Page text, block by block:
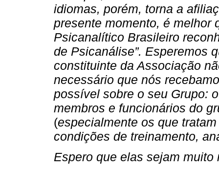
idiomas, porém, torna a
presente momento, é melhor
Psicanalítico Brasileiro
de Psicanálise”. Esperemos
constituinte da Associação
necessário que nós
possível sobre o seu Grupo:
membros e funcionários do
(especialmente os que
condições de treinamento,
Espero que elas sejam muito